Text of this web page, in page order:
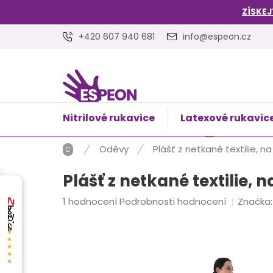
+420 607 940 681 info@espeon.cz
NÁKUPNÍ
KOŠÍK
Prázdný
Nitrilové rukavice Latexové
DomůOděvy Plášť z netkané textilie, na
Plášť z netkané textilie,
Průměrné
1 hodnoceníPodrobnosti hodnocení
★★★★★